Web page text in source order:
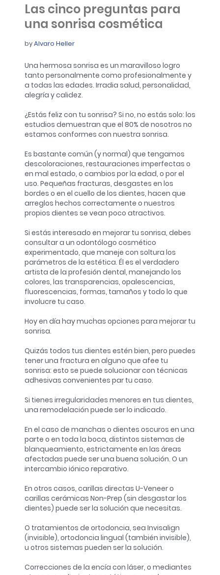
Las cinco preguntas para
una sonrisa cosmética
byAlvaro Heller
Una hermosa sonrisa es un maravilloso logro
tanto personalmente como profesionalmente y
a todas las edades. Irradia salud, personalidad,
alegría y calidez.
¿Estás feliz con tu sonrisa? Si no, no estás solo: los
estudios demuestran que el 80% de nosotros no
estamos conformes con nuestra sonrisa.
Es bastante común (y normal) que tengamos
descoloraciones, restauraciones imperfectas o
en mal estado, o cambios por la edad, o por el
uso. Pequeñas fracturas, desgastes en los
bordes o en el cuello de los dientes, hacen que
arreglos hechos correctamente o nuestros
propios dientes se vean poco atractivos.
Si estás interesado en mejorar tu sonrisa, debes
consultar a un odontólogo cosmético
experimentado, que maneje con soltura los
parámetros de la estética. Él es el verdadero
artista de la profesión dental, manejando los
colores, las transparencias, opalescencias,
fluorescencias, formas, tamaños y todo lo que
involucre tu caso.
Hoy en día hay muchas opciones para mejorar tu
sonrisa.
Quizás todos tus dientes estén bien, pero puedes
tener una fractura en alguno que afee tu
sonrisa: esto se puede solucionar con técnicas
adhesivas convenientes par tu caso.
Si tienes irregularidades menores en tus dientes,
una remodelación puede ser lo indicado.
En el caso de manchas o dientes oscuros en una
parte o en toda la boca, distintos sistemas de
blanqueamiento, estrictamente en las áreas
afectadas puede ser una buena solución. O un
intercambio iónico reparativo.
En otros casos, carillas directas U-Veneer o
carillas cerámicas Non-Prep (sin desgastar los
dientes) puede ser la solución que necesitas.
O tratamientos de ortodoncia, sea Invisalign
(invisible), ortodoncia lingual (también invisible),
u otros sistemas pueden ser la solución.
Correcciones de la encía con láser, o mediantes